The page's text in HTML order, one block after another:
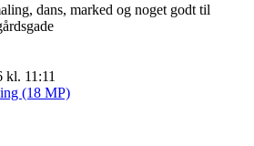
dans, marked og noget godt til
kl. 11:11
(18 MP)